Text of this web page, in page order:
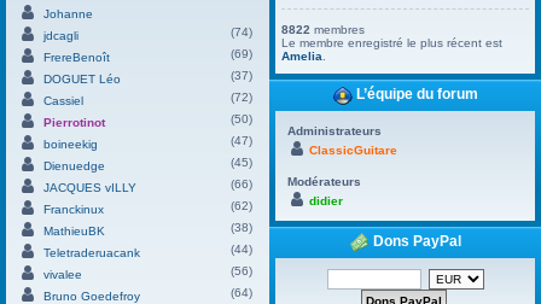
Johanne
jdcagli
(74)
FrereBenoît
(69)
DOGUET Léo
(37)
Cassiel
(72)
Pierrotinot
(50)
boineekig
(47)
Dienuedge
(45)
JACQUES vILLY
(66)
Franckinux
(62)
MathieuBK
(38)
Teletraderuacank
(44)
vivalee
(56)
Bruno Goedefroy
(64)
8822 membres
Le membre enregistré le plus récent est
Amelia
L’équipe du forum
Administrateurs
ClassicGuitare
Modérateurs
didier
Dons PayPal